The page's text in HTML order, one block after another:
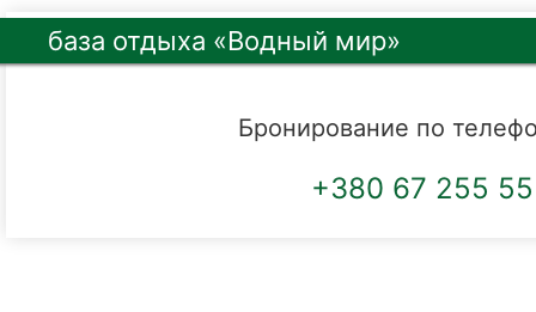
база отдыха «Водный мир»
Бронирование по
+380 67 255